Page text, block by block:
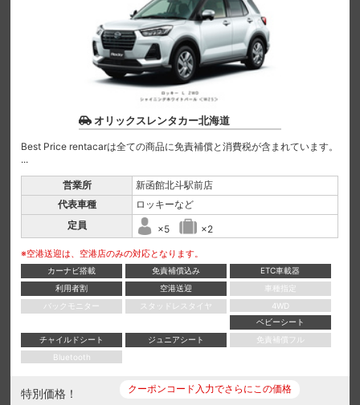
オリックスレンタカー北海道
Best Price rentacarは全ての商品に免責補償と消費税が含まれています。
...
営業所
新函館北斗駅前店
代表車種
ロッキーなど
定員
×5 ×2
※空港送迎は、空港店のみの対応となります。
カーナビ搭載 免責補償込み
ETC車載器
利用者割
空港送迎
車種指定
バックモニター
スタッドレスタイヤ
4WD
ベビーシート
チャイルドシート
ジュニアシート
免責補償フル
Bluetooth
特別価格！ クーポンコード入力でさらにこの価格